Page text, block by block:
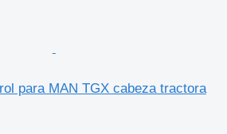
para MAN TGX cabeza tractora